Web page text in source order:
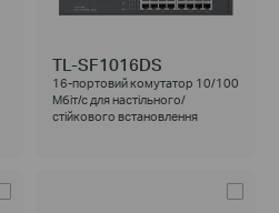
TL-SF1016DS
16-портовий комутатор 10/100
Мбіт/с для настільного/
стійкового встановлення